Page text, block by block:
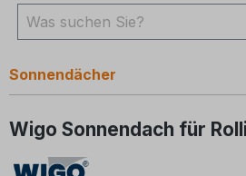
Sonnendächer
Wigo Sonnendach für Rolli